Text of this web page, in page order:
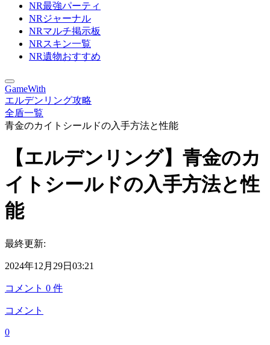
NR最強パーティ
NRジャーナル
NRマルチ掲示板
NRスキン一覧
NR遺物おすすめ
GameWith
エルデンリング攻略
全盾一覧
青金のカイトシールドの入手方法と性能
【エルデンリング】青金のカ
イトシールドの入手方法と性
能
最終更新:
2024年12月29日03:21
コメント 0 件
コメント
0